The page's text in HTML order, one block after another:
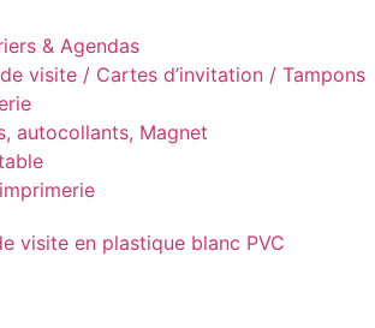
& Agendas
visite / Cartes d’invitation / Tampons
autocollants, Magnet